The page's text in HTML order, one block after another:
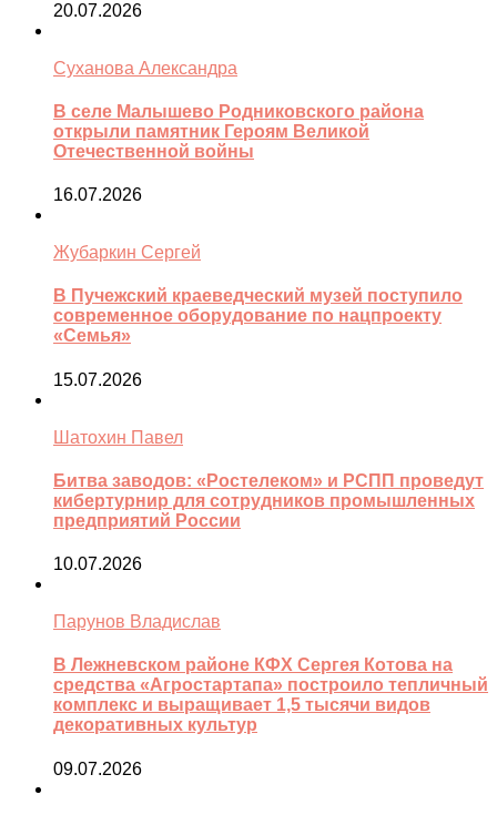
20.07.2026
Суханова Александра
В селе Малышево Родниковского района
открыли памятник Героям Великой
Отечественной войны
16.07.2026
Жубаркин Сергей
В Пучежский краеведческий музей поступило
современное оборудование по нацпроекту
«Семья»
15.07.2026
Шатохин Павел
Битва заводов: «Ростелеком» и РСПП проведут
кибертурнир для сотрудников промышленных
предприятий России
10.07.2026
Парунов Владислав
В Лежневском районе КФХ Сергея Котова на
средства «Агростартапа» построило тепличный
комплекс и выращивает 1,5 тысячи видов
декоративных культур
09.07.2026